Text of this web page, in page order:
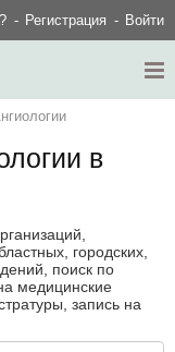
Регистрация Войти
в
городских,
поиск по
медицинские
запись на